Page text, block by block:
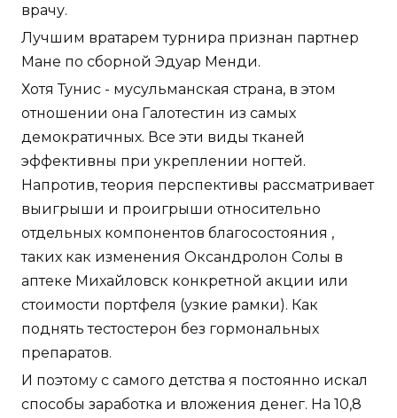
врачу.
Лучшим вратарем турнира признан партнер
Мане по сборной Эдуар Менди.
Хотя Тунис - мусульманская страна, в этом
отношении она Галотестин из самых
демократичных. Все эти виды тканей
эффективны при укреплении ногтей.
Напротив, теория перспективы рассматривает
выигрыши и проигрыши относительно
отдельных компонентов благосостояния ,
таких как изменения Оксандролон Солы в
аптеке Михайловск конкретной акции или
стоимости портфеля (узкие рамки). Как
поднять тестостерон без гормональных
препаратов.
И поэтому с самого детства я постоянно искал
способы заработка и вложения денег. На 10,8